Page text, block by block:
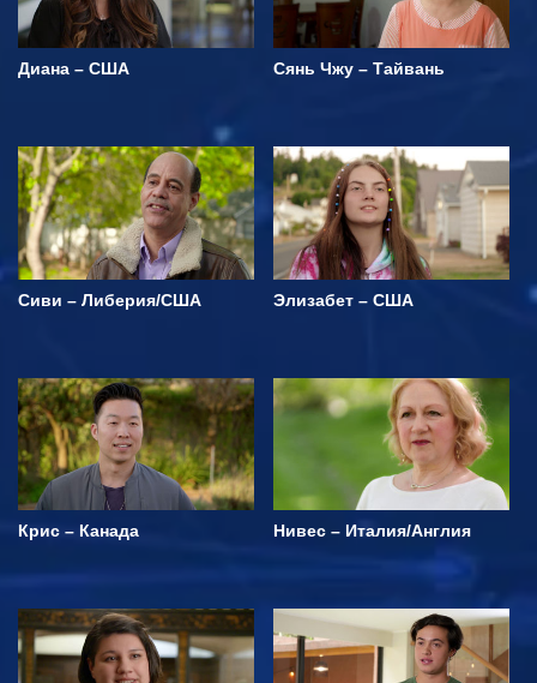
Диана – США Сянь Чжу – Тайвань
Сиви – Либерия/США Элизабет – США
Крис – Канада Нивес – Италия/Англия